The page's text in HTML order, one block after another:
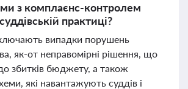
з комплаєнс-контролем
практиці?
випадки порушень
як-от неправомірні рішення, що
збитків бюджету, а також
які навантажують суддів і